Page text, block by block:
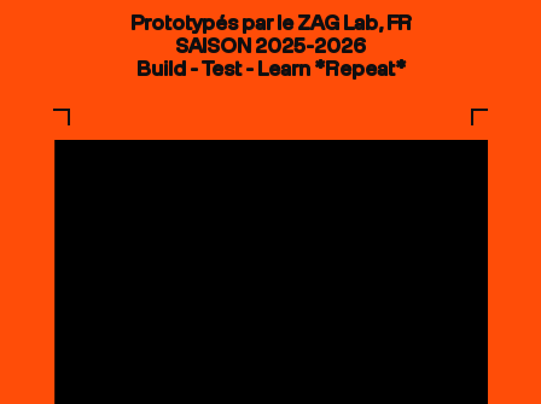
Prototypés par le ZAG Lab, FR
SAISON 2025-2026
Build - Test - Learn *Repeat*